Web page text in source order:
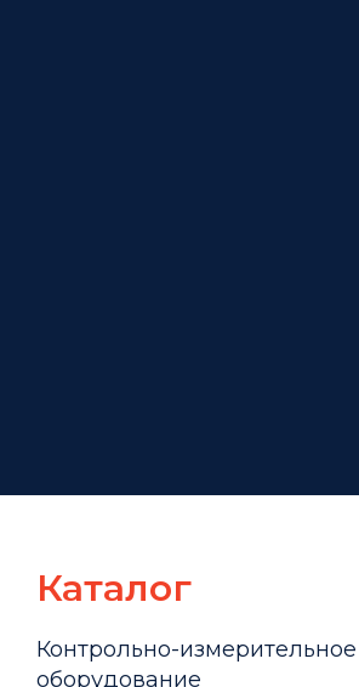
Каталог
Контрольно-измерительное
оборудование